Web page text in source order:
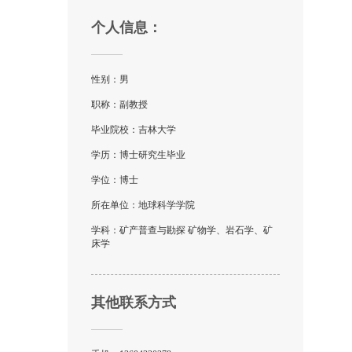
个人信息：
性别：男
职称：副教授
毕业院校：吉林大学
学历：博士研究生毕业
学位：博士
所在单位：地球科学学院
学科：矿产普查与勘探 矿物学、岩石学、矿
床学
其他联系方式